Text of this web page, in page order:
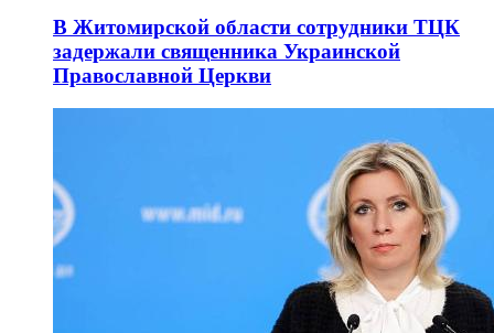
В Житомирской области сотрудники ТЦК
задержали священника Украинской
Православной Церкви